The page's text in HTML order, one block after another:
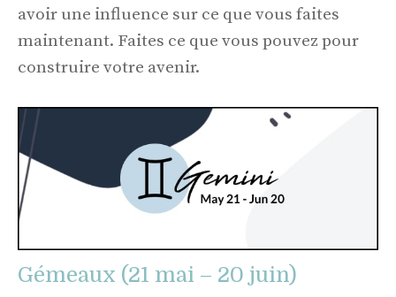
avoir une influence sur ce que vous faites
maintenant. Faites ce que vous pouvez pour
construire votre avenir.
Gémeaux (21 mai – 20 juin)